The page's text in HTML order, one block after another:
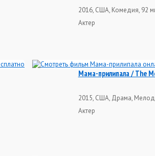
2016, США, Комедия, 92
Актер
Мама-прилипала / The
2015, США, Драма,
Актер